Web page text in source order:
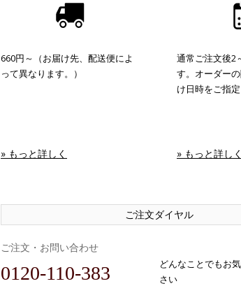
660円～（お届け先、配送便によ
って異なります。）
» もっと詳しく
通常ご注文後2
す。オーダー
け日時をご指定
» もっと詳しく
ご注文ダイヤル
ご注文・お問い合わせ
0120-110-383
どんなことでもお
さい